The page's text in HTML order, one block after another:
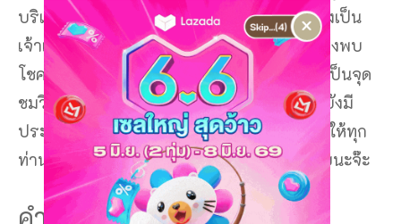
บริเวณเนินเขา ซึ่งมีขนาดความสูง 79 เมตร ซึ่งเป็น
เจ้าแม่กวนอิมองค์ ปางพระโพธิสัตว์กวนอิมปางพบ
โชค ซึ่งภายในด้านในองค์เจ้าแม่กวนอิมนั้นจะเป็นจุด
ชมวิวโดยรอบวัดที่มีความสวยงาม นอกจากนี้ยังมี
ประติมากรรมเจ้าแม่กวนอิมอยู่บริเวณทางขึ้นให้ทุก
ท่านได้ชื่นชมความประณีตของช่างฝีมืออีกด้วยนะจ๊ะ
คำแนะนำ / วิธีการเข้าชม
×